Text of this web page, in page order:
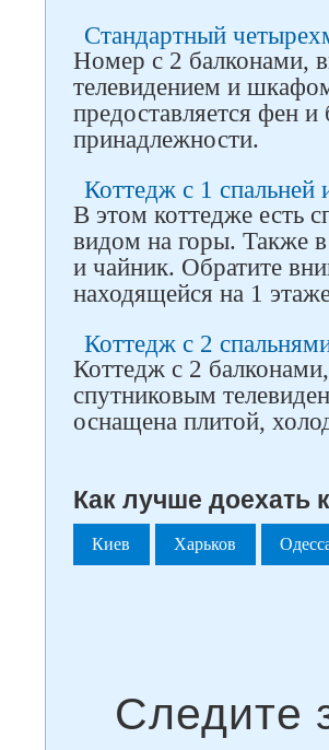
Стандартный
Номер с 2 балконами,
телевидением и
предоставляется фен и
принадлежности.
Коттедж с 1 спальней
В этом коттедже есть
видом на горы. Также
и чайник. Обратите
находящейся на 1
Коттедж с 2
Коттедж с 2
спутниковым
оснащена плитой,
Как лучше доехать
Киев Харьков